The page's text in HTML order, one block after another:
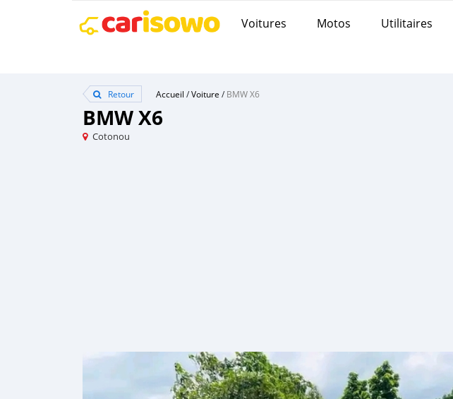
Voitures Motos Utilitaires
Retour Accueil /Voiture /BMW X6
BMW X6
Cotonou